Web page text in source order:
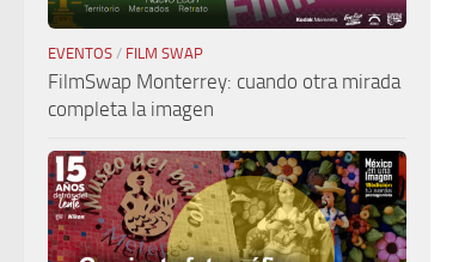
EVENTOS / FILM SWAP
FilmSwap Monterrey: cuando otra mirada
completa la imagen